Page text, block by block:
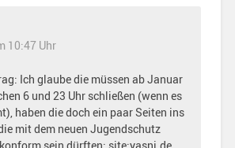
10:47 Uhr
Ich glaube die müssen ab Januar
6 und 23 Uhr schließen (wenn es
haben die doch ein paar Seiten ins
mit dem neuen Jugendschutz